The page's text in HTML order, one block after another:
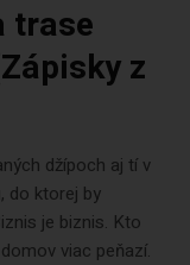
trase
z
džípoch aj tí v
do ktorej by
je biznis. Kto
viac peňazí.